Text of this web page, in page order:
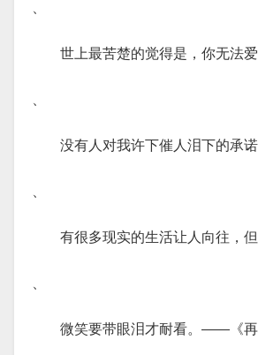
、
世上最苦楚的觉得是，你无法
、
没有人对我许下催人泪下的承
、
有很多现实的生活让人向往，但
、
微笑要带眼泪才耐看。――《再